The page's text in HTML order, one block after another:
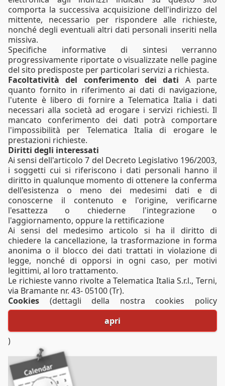
comporta la successiva acquisizione dell'indirizzo del
mittente, necessario per rispondere alle richieste,
nonché degli eventuali altri dati personali inseriti nella
missiva.
Specifiche informative di sintesi verranno
progressivamente riportate o visualizzate nelle pagine
del sito predisposte per particolari servizi a richiesta.
Facoltatività del conferimento dei dati A parte
quanto fornito in riferimento ai dati di navigazione,
l'utente è libero di fornire a Telematica Italia i dati
necessari alla società ad erogare i servizi richiesti. Il
mancato conferimento dei dati potrà comportare
l'impossibilità per Telematica Italia di erogare le
prestazioni richieste.
Diritti degli interessati
Ai sensi dell'articolo 7 del Decreto Legislativo 196/2003,
i soggetti cui si riferiscono i dati personali hanno il
diritto in qualunque momento di ottenere la conferma
dell'esistenza o meno dei medesimi dati e di
conoscerne il contenuto e l'origine, verificarne
l'esattezza o chiederne l'integrazione o
l'aggiornamento, oppure la rettificazione
Ai sensi del medesimo articolo si ha il diritto di
chiedere la cancellazione, la trasformazione in forma
anonima o il blocco dei dati trattati in violazione di
legge, nonché di opporsi in ogni caso, per motivi
legittimi, al loro trattamento.
Le richieste vanno rivolte a Telematica Italia S.r.l., Terni,
via Bramante nr. 43- 05100 (Tr).
Cookies
apri
)